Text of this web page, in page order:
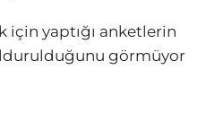
için yaptığı anketlerin
görmüyor